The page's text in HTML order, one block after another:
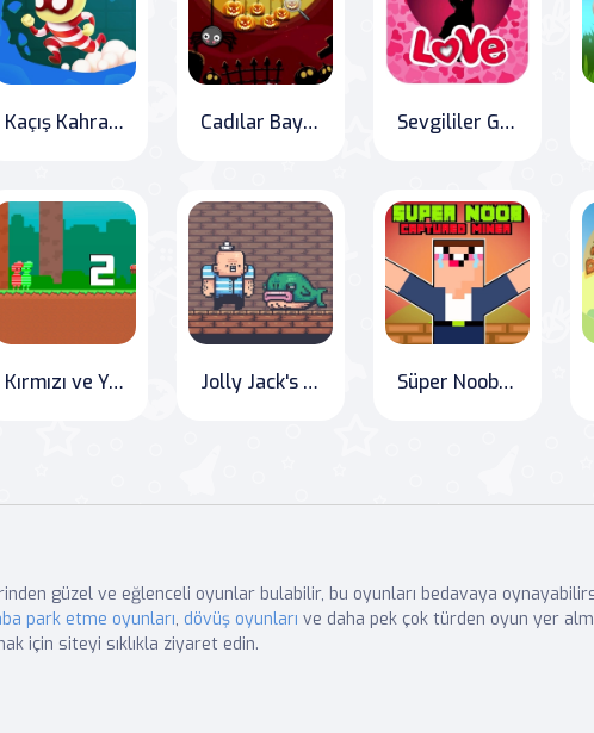
Kaçış Kahramanları Cadılar Bayramı Gizli Balkabakları Sevgililer Günü Gizli Kalpleri
Kırmızı ve Yeşil'in Şeker Macerası Jolly Jack's Adventure: The Bombing Pirate Süper Noob Kaçak Madenci
güzel ve eğlenceli oyunlar bulabilir, bu oyunları bedavaya
park etme oyunları, dövüş oyunları ve daha pek çok türden oyun yer
için siteyi sıklıkla ziyaret edin.